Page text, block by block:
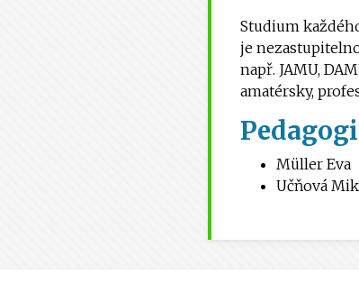
Studium
je
např. JAMU,
amatérsky,
Müller Eva
Učňová